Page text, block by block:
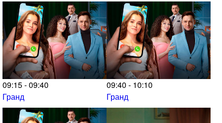
09:15 - 09:40
Гранд
09:40 - 10:10
Гранд